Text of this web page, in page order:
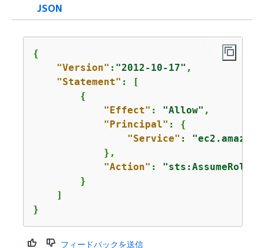
JSON
{
"Version" : "2012-10-17" ,
"Statement" : [
{
"Effect" : "Allow" ,
"Principal" : {
"Service" :
            },
"Action" : "sts:AssumeRole"
        }
    ]
}
フィードバックを送信